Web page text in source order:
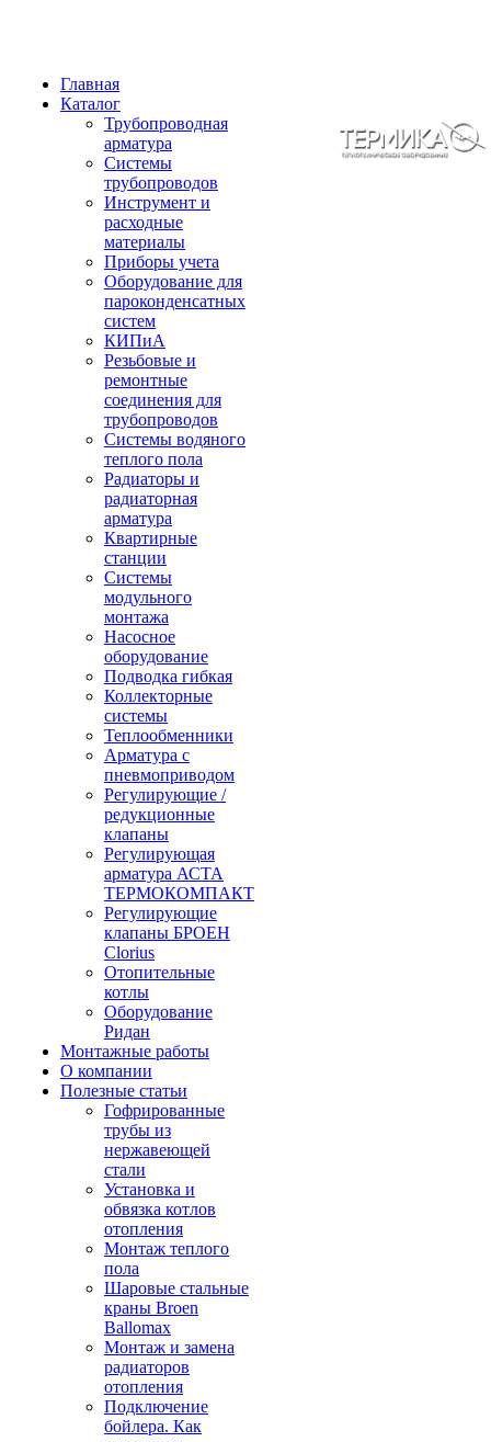
Главная
Каталог
Трубопроводная
арматура
Системы
трубопроводов
Инструмент и
расходные
материалы
Приборы учета
Оборудование для
пароконденсатных
систем
КИПиА
Резьбовые и
ремонтные
соединения для
трубопроводов
Системы водяного
теплого пола
Радиаторы и
радиаторная
арматура
Квартирные
станции
Системы
модульного
монтажа
Насосное
оборудование
Подводка гибкая
Коллекторные
системы
Теплообменники
Арматура с
пневмоприводом
Регулирующие /
редукционные
клапаны
Регулирующая
арматура АСТА
ТЕРМОКОМПАКТ
Регулирующие
клапаны БРОЕН
Clorius
Отопительные
котлы
Оборудование
Ридан
Монтажные работы
О компании
Полезные статьи
Гофрированные
трубы из
нержавеющей
стали
Установка и
обвязка котлов
отопления
Монтаж теплого
пола
Шаровые стальные
краны Broen
Ballomax
Монтаж и замена
радиаторов
отопления
Подключение
бойлера. Как